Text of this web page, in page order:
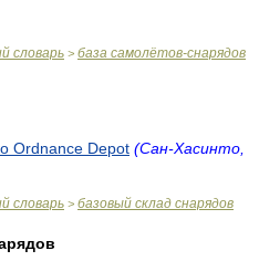
словарь > база самолётов-снарядов
Ordnance Depot (Сан-Хасинто,
словарь > базовый склад снарядов